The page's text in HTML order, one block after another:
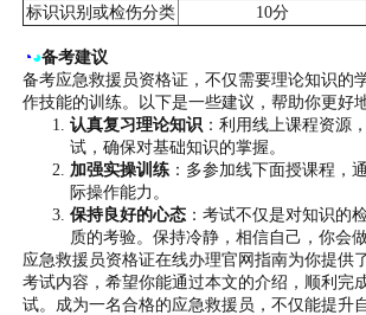
标识识别或检伤分类
10分
◔◕备考建议
备考应急救援员资格证，不仅需要理论知识的
作技能的训练。以下是一些建议，帮助你更好
认真复习理论知识 ：利用线上课程资源
试，确保对基础知识的掌握。
加强实操训练 ：多参加线下面授课程，
际操作能力。
保持良好的心态 ：考试不仅是对知识的
质的考验。保持冷静，相信自己，你会做
应急救援员资格证在线办理官网指南为你提供
考试内容，希望你能通过本文的介绍，顺利完
试。成为一名合格的应急救援员，不仅能提升